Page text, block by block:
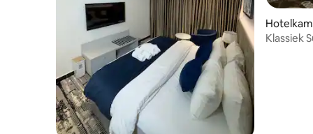
Klassiek